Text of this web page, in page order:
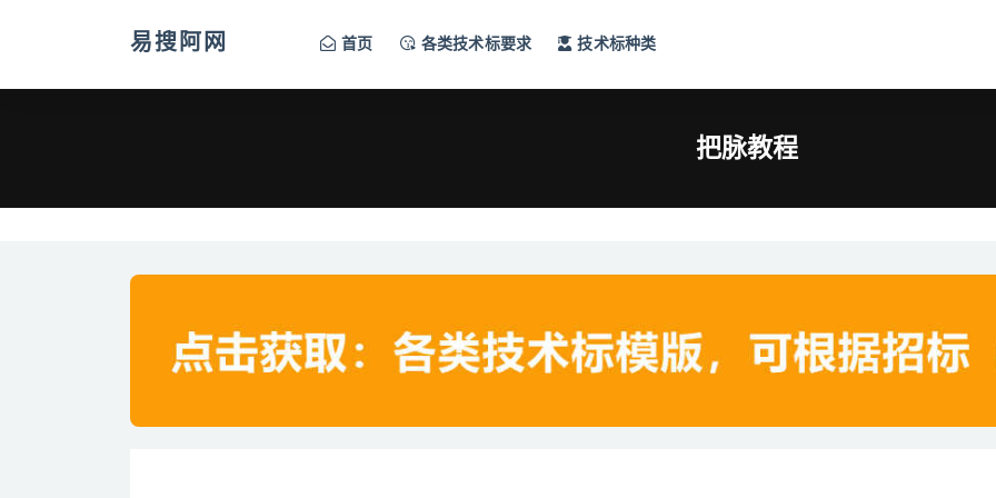
易搜阿网 首页 各类技术标要求 技术标种类
把脉教程